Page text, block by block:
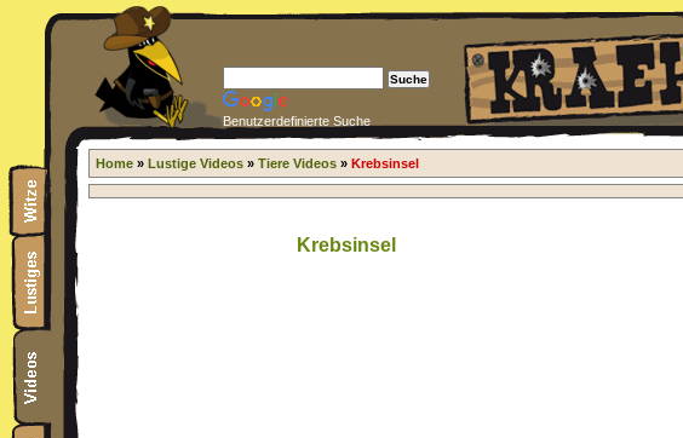
Benutzerdefinierte Suche
Home » Lustige Videos » Tiere Videos » Krebsinsel
Krebsinsel